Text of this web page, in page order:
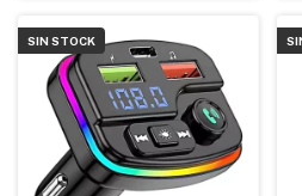
SIN STOCK